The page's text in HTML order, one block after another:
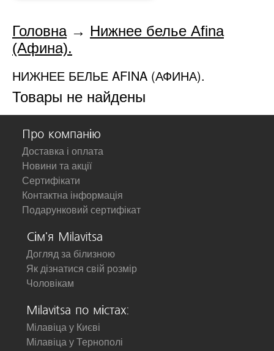
Головна→ Нижнее белье Afina
(Афина).
НИЖНЕЕ БЕЛЬЕ AFINA (АФИНА).
Товары не найдены
Про компанію
Доставка і оплата
Новини та акції
Сертифікати
Контактна інформація
Подарунковий сертифікат
Сім'я Milavitsa
Догляд за білизною
Як дізнатися свій розмір
Чоловікам
Milavitsa по містах:
Мілавіца у Києві
Мілавіца у Тернополі